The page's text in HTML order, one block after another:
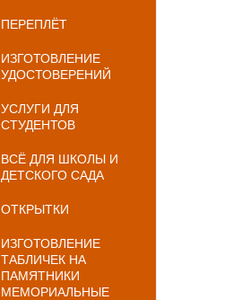
ПЕРЕПЛЁТ
ИЗГОТОВЛЕНИЕ
УДОСТОВЕРЕНИЙ
УСЛУГИ ДЛЯ
СТУДЕНТОВ
ВСЁ ДЛЯ ШКОЛЫ И
ДЕТСКОГО САДА
ОТКРЫТКИ
ИЗГОТОВЛЕНИЕ
ТАБЛИЧЕК НА
ПАМЯТНИКИ
МЕМОРИАЛЬНЫЕ